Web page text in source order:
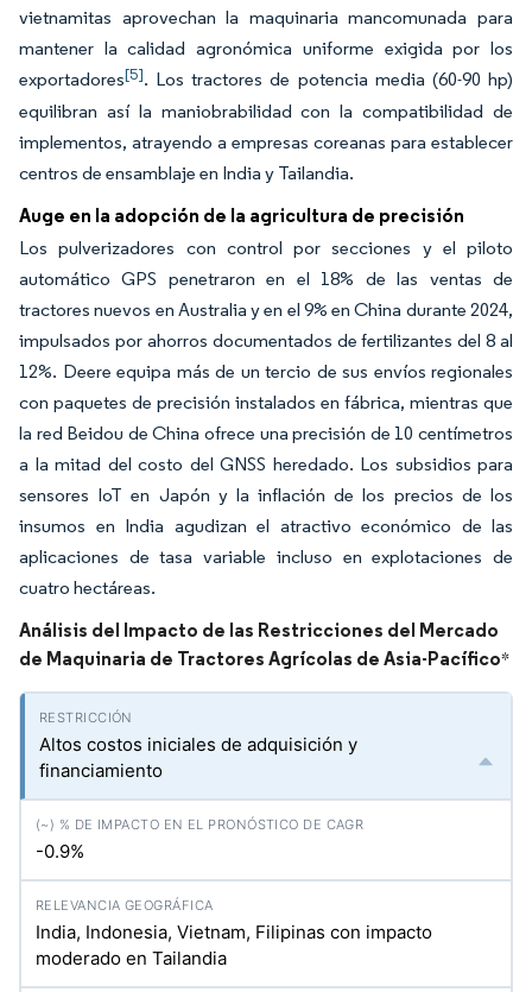
vietnamitas aprovechan la maquinaria mancomunada para
mantener la calidad agronómica uniforme exigida por los
exportadores[5]. Los tractores de potencia media (60-90 hp)
equilibran así la maniobrabilidad con la compatibilidad de
implementos, atrayendo a empresas coreanas para establecer
centros de ensamblaje en India y Tailandia.
Auge en la adopción de la agricultura de precisión
Los pulverizadores con control por secciones y el piloto
automático GPS penetraron en el 18% de las ventas de
tractores nuevos en Australia y en el 9% en China durante 2024,
impulsados por ahorros documentados de fertilizantes del 8 al
12%. Deere equipa más de un tercio de sus envíos regionales
con paquetes de precisión instalados en fábrica, mientras que
la red Beidou de China ofrece una precisión de 10 centímetros
a la mitad del costo del GNSS heredado. Los subsidios para
sensores IoT en Japón y la inflación de los precios de los
insumos en India agudizan el atractivo económico de las
aplicaciones de tasa variable incluso en explotaciones de
cuatro hectáreas.
Análisis del Impacto de las Restricciones del Mercado
de Maquinaria de Tractores Agrícolas de Asia-Pacífico*
Altos costos iniciales de adquisición y
financiamiento
-0.9%
India, Indonesia, Vietnam, Filipinas con impacto
moderado en Tailandia